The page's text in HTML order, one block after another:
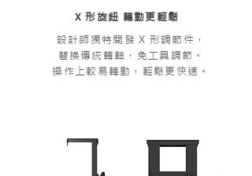
X 形旋鈕 轉動更輕鬆
設計師獨特開發 X 形調節件，
替換傳統轉軸，免工具調節。
操作上較易轉動，輕鬆更快速。